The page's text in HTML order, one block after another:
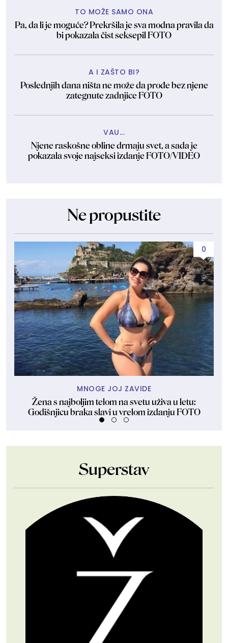
TO MOŽE SAMO ONA
Pa, da li je moguće? Prekršila je sva modna pravila da
bi pokazala čist seksepil FOTO
A I ZAŠTO BI?
Poslednjih dana ništa ne može da prođe bez njene
zategnute zadnjice FOTO
VAU...
Njene raskošne obline drmaju svet, a sada je
pokazala svoje najseksi izdanje FOTO/VIDEO
Ne propustite
0
MNOGE JOJ ZAVIDE
Žena s najboljim telom na svetu uživa u letu:
Godišnjicu braka slavi u vrelom izdanju FOTO
Superstav